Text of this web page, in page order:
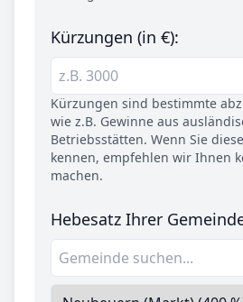
Kürzungen (in €):
Kürzungen sind bestimmte
wie z.B. Gewinne aus
Betriebsstätten. Wenn Sie
kennen, empfehlen wir Ihnen
machen.
Hebesatz Ihrer